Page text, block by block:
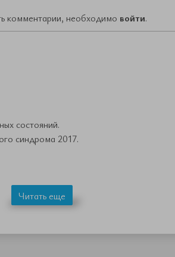
комментарии, необходимо войти.
состояний.
синдрома 2017.
Читать еще